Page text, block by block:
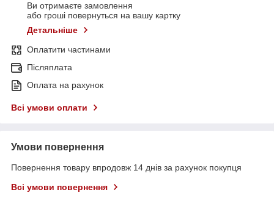
Ви отримаєте замовлення
або гроші повернуться на вашу картку
Детальніше
Оплатити частинами
Післяплата
Оплата на рахунок
Всі умови оплати
Умови повернення
Повернення товару впродовж 14 днів за рахунок покупця
Всі умови повернення